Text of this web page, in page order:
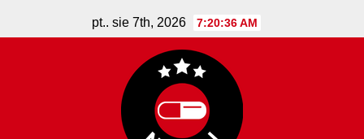
to
pt.. sie 7th, 2026 7:20:37 AM